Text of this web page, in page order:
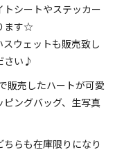
シートやステッカー
ます☆
ウェットも販売致し
さい♪
販売したハートが可愛
ングバッグ、生写真
らも在庫限りになり